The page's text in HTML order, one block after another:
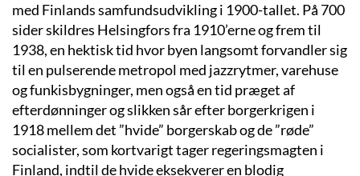
med Finlands samfundsudvikling i 1900-tallet. På 700
sider skildres Helsingfors fra 1910’erne og frem til
1938, en hektisk tid hvor byen langsomt forvandler sig
til en pulserende metropol med jazzrytmer, varehuse
og funkisbygninger, men også en tid præget af
efterdønninger og slikken sår efter borgerkrigen i
1918 mellem det ”hvide” borgerskab og de ”røde”
socialister, som kortvarigt tager regeringsmagten i
Finland, indtil de hvide eksekverer en blodig